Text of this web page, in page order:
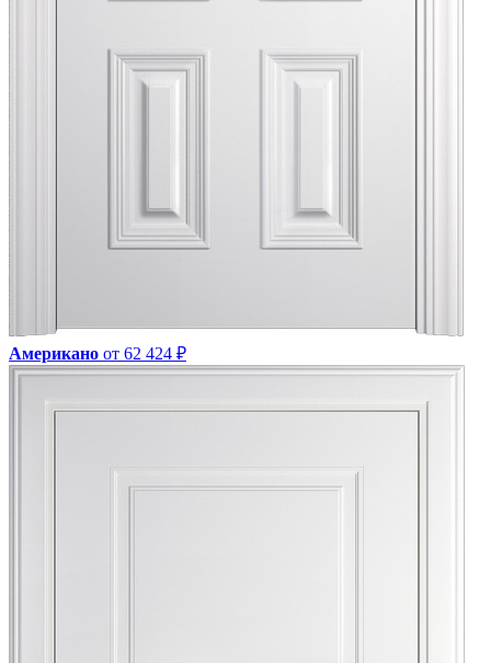
Американо от 62 424 ₽